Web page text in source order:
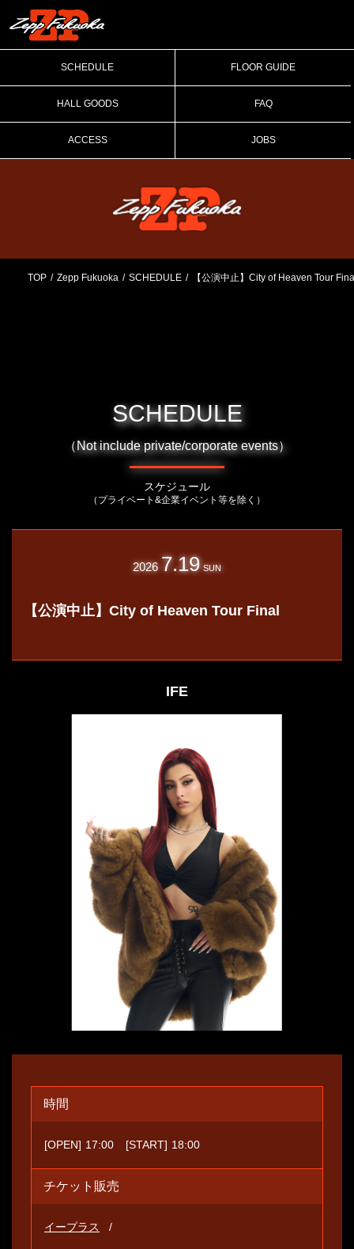
SCHEDULE FLOOR GUIDE
HALL GOODS FAQ
ACCESS JOBS
TOP Zepp Fukuoka SCHEDULE 【公演中止】City of Heaven Tour
SCHEDULE
（Not include private/corporate events）
スケジュール
（プライベート&企業イベント等を除く）
2026 7.19 SUN
【公演中止】City of Heaven Tour Final
IFE
時間
[OPEN] 17:00 [START] 18:00
チケット販売
イープラス